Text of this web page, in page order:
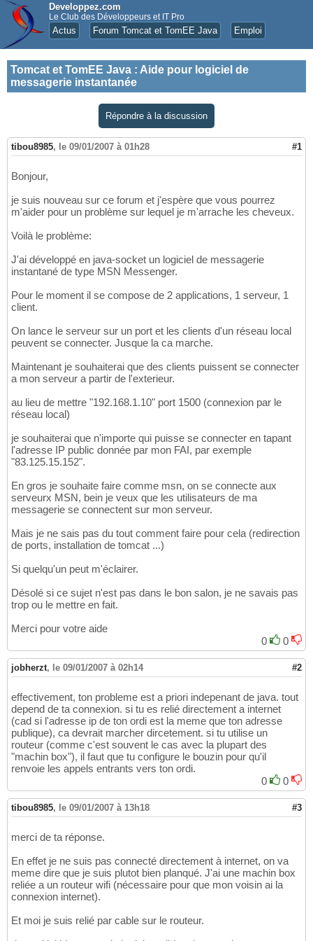
Developpez.com
Le Club des Développeurs et IT Pro
Actus Forum Tomcat et TomEE Java Emploi
Tomcat et TomEE Java : Aide pour logiciel de
messagerie instantanée
Répondre à la discussion
tibou8985, le 09/01/2007 à 01h28 #1
Bonjour,
je suis nouveau sur ce forum et j'espère que vous pourrez
m'aider pour un problème sur lequel je m'arrache les cheveux.
Voilà le problème:
J'ai développé en java-socket un logiciel de messagerie
instantané de type MSN Messenger.
Pour le moment il se compose de 2 applications, 1 serveur, 1
client.
On lance le serveur sur un port et les clients d'un réseau local
peuvent se connecter. Jusque la ca marche.
Maintenant je souhaiterai que des clients puissent se connecter
a mon serveur a partir de l'exterieur.
au lieu de mettre "192.168.1.10" port 1500 (connexion par le
réseau local)
je souhaiterai que n'importe qui puisse se connecter en tapant
l'adresse IP public donnée par mon FAI, par exemple
"83.125.15.152".
En gros je souhaite faire comme msn, on se connecte aux
serveurx MSN, bein je veux que les utilisateurs de ma
messagerie se connectent sur mon serveur.
Mais je ne sais pas du tout comment faire pour cela (redirection
de ports, installation de tomcat ...)
Si quelqu'un peut m'éclairer.
Désolé si ce sujet n'est pas dans le bon salon, je ne savais pas
trop ou le mettre en fait.
Merci pour votre aide
0
0
jobherzt, le 09/01/2007 à 02h14 #2
effectivement, ton probleme est a priori indepenant de java. tout
depend de ta connexion. si tu es relié directement a internet
(cad si l'adresse ip de ton ordi est la meme que ton adresse
publique), ca devrait marcher dircetement. si tu utilise un
routeur (comme c'est souvent le cas avec la plupart des
"machin box"), il faut que tu configure le bouzin pour qu'il
renvoie les appels entrants vers ton ordi.
0
0
tibou8985, le 09/01/2007 à 13h18 #3
merci de ta réponse.
En effet je ne suis pas connecté directement à internet, on va
meme dire que je suis plutot bien planqué. J'ai une machin box
reliée a un routeur wifi (nécessaire pour que mon voisin ai la
connexion internet).
Et moi je suis relié par cable sur le routeur.